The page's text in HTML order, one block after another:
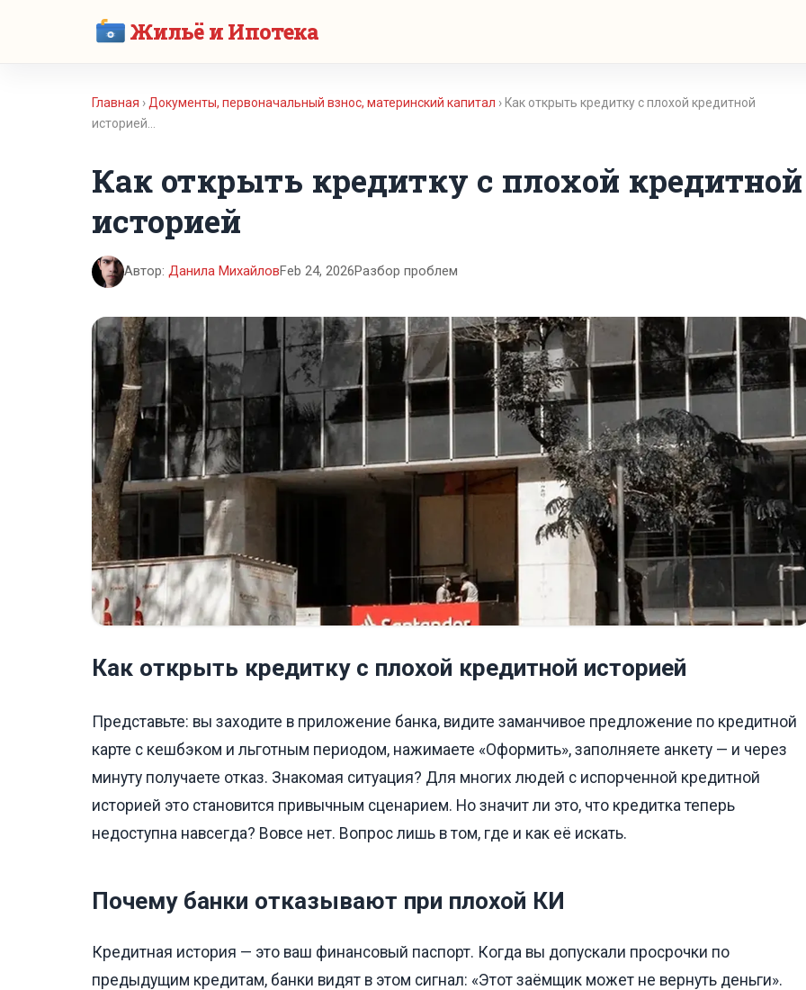
Жильё и Ипотека
Главная › Документы, первоначальный взнос, материнский капитал › Как открыть кредитку с плохой кредитной
историей…
Как открыть кредитку с плохой кредитной
историей
Автор: Данила МихайловFeb 24, 2026Разбор проблем
Как открыть кредитку с плохой кредитной историей
Представьте: вы заходите в приложение банка, видите заманчивое предложение по кредитной
карте с кешбэком и льготным периодом, нажимаете «Оформить», заполняете анкету — и через
минуту получаете отказ. Знакомая ситуация? Для многих людей с испорченной кредитной
историей это становится привычным сценарием. Но значит ли это, что кредитка теперь
недоступна навсегда? Вовсе нет. Вопрос лишь в том, где и как её искать.
Почему банки отказывают при плохой КИ
Кредитная история — это ваш финансовый паспорт. Когда вы допускали просрочки по
предыдущим кредитам, банки видят в этом сигнал: «Этот заёмщик может не вернуть деньги».